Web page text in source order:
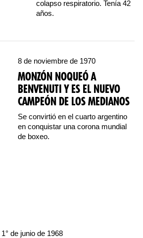
colapso respiratorio. Tenía 42
años.
8 de noviembre de 1970
MONZÓN NOQUEÓ A
BENVENUTI Y ES EL NUEVO
CAMPEÓN DE LOS MEDIANOS
Se convirtió en el cuarto argentino
en conquistar una corona mundial
de boxeo.
1° de junio de 1968